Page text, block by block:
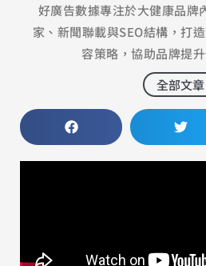
好廣告數據專注於大健康品牌
家、新聞聯載與SEO結構，打
容策略，協助品牌提
全部文章